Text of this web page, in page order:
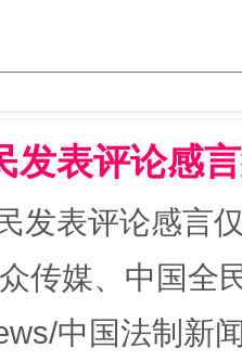
无期
发表评论感
发表评论感言
传媒、中国全
中国法制新